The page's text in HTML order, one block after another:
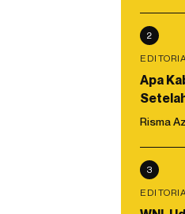
2
Apa
Risma
3